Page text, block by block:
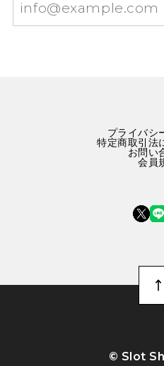
プライバシ
特定商取引法
お問い
会員
©︎ Slot